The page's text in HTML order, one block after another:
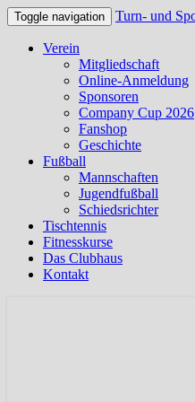
Toggle navigation Turn- und
Verein
Mitgliedschaft
Online-Anmeldung
Sponsoren
Company Cup 2026
Fanshop
Geschichte
Fußball
Mannschaften
Jugendfußball
Schiedsrichter
Tischtennis
Fitnesskurse
Das Clubhaus
Kontakt